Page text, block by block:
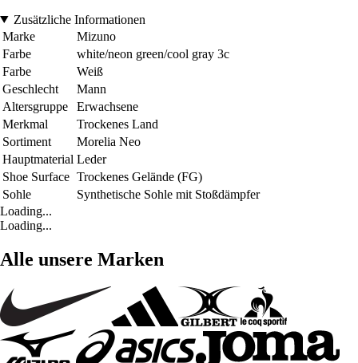
Zusätzliche Informationen
Marke
Mizuno
Farbe
white/neon green/cool gray 3c
Farbe
Weiß
Geschlecht
Mann
Altersgruppe
Erwachsene
Merkmal
Trockenes Land
Sortiment
Morelia Neo
Hauptmaterial Leder
Shoe Surface Trockenes Gelände (FG)
Sohle
Synthetische Sohle mit Stoßdämpfer
Loading...
Loading...
Alle unsere Marken